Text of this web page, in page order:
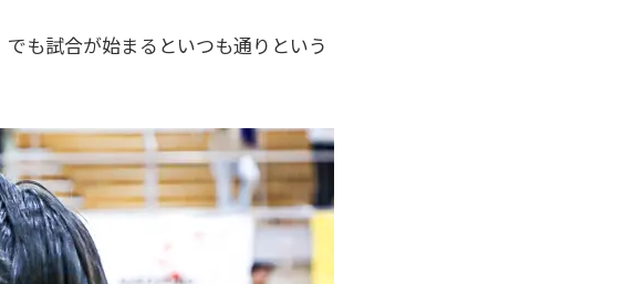
も試合が始まるといつも通りという